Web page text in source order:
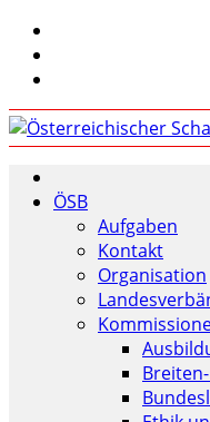
ÖSB
Aufgaben
Kontakt
Organisation